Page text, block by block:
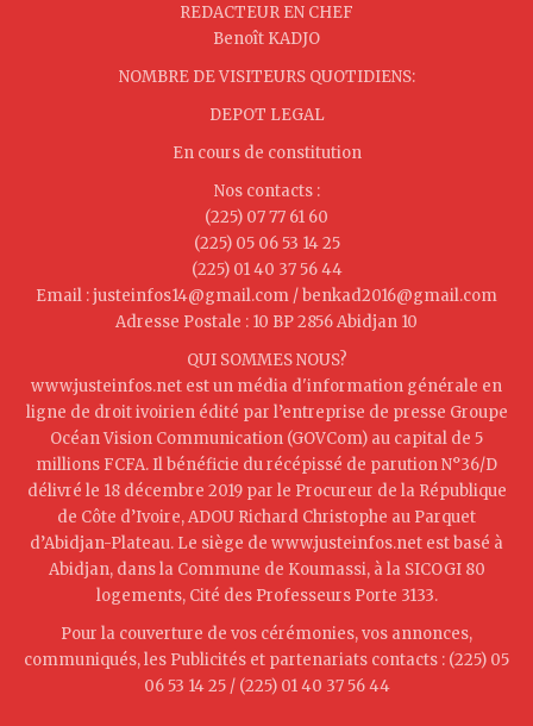
REDACTEUR EN CHEF
Benoît KADJO
NOMBRE DE VISITEURS QUOTIDIENS:
DEPOT LEGAL
En cours de constitution
Nos contacts :
(225) 07 77 61 60
(225) 05 06 53 14 25
(225) 01 40 37 56 44
Email : justeinfos14@gmail.com / benkad2016@gmail.com
Adresse Postale : 10 BP 2856 Abidjan 10
QUI SOMMES NOUS?
www.justeinfos.net est un média d'information générale en
ligne de droit ivoirien édité par l’entreprise de presse Groupe
Océan Vision Communication (GOVCom) au capital de 5
millions FCFA. Il bénéficie du récépissé de parution N°36/D
délivré le 18 décembre 2019 par le Procureur de la République
de Côte d’Ivoire, ADOU Richard Christophe au Parquet
d’Abidjan-Plateau. Le siège de www.justeinfos.net est basé à
Abidjan, dans la Commune de Koumassi, à la SICOGI 80
logements, Cité des Professeurs Porte 3133.
Pour la couverture de vos cérémonies, vos annonces,
communiqués, les Publicités et partenariats contacts : (225) 05
06 53 14 25 / (225) 01 40 37 56 44